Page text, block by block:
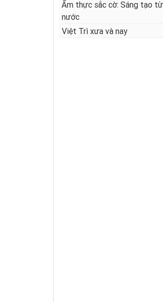
Ẩm thực sắc cờ: Sáng tạo
nước
Việt Trì xưa và nay